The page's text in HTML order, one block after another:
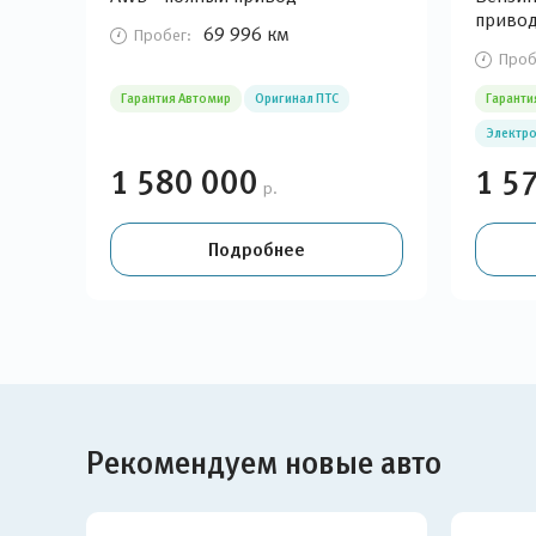
Пробег: 69 996 км
Гарантия Автомир Оригинал ПТС
1 580 000 р.
Подробнее
1
Рекомендуем новые авто